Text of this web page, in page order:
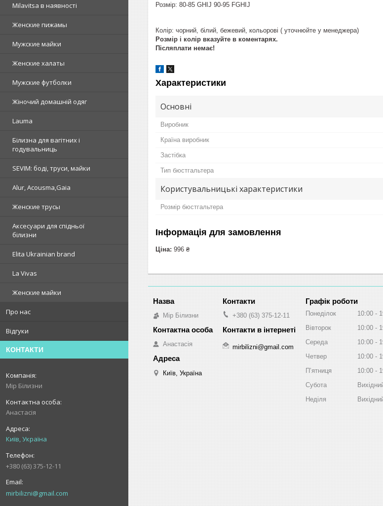
Milavitsa в наявності
Женские пижамы
Мужские майки
Женские халаты
Мужские футболки
Жіночий домашній одяг
Lauma
Білизна для вагітних і
годувальниць
SEVIM: боді, труси, майки
Alur, Acousma,Gaia
Женские трусы
Аксесуари для спідньої
білизни
Elita Ukrainian brand
La Vivas
Женские майки
Про нас
Відгуки
КОНТАКТИ
Мір Білизни
Анастасія
Київ, Україна
+380 (63) 375-12-11
mirbilizni@gmail.com
Розмір: 80-85 GHIJ 90-95 FGHIJ
Колір: чорний, білий, бежевий, кольорові ( уточнюйте у менеджера)
Розмір і колір вказуйте в коментарях.
Післяплати немає!
Характеристики
Основні
Виробник
Країна виробник
Застібка
Тип бюстгальтера
Користувальницькі характеристики
Розмір бюстгальтера
Інформація для замовлення
Ціна: 996 ₴
Мір Білизни
Анастасія
Київ, Україна
+380 (63) 375-12-11
mirbilizni@gmail.com
Графік роботи
Понеділок 10:00
Вівторок
10:00
Середа
10:00
Четвер
10:00
Пʼятниця
10:00
Субота
Неділя